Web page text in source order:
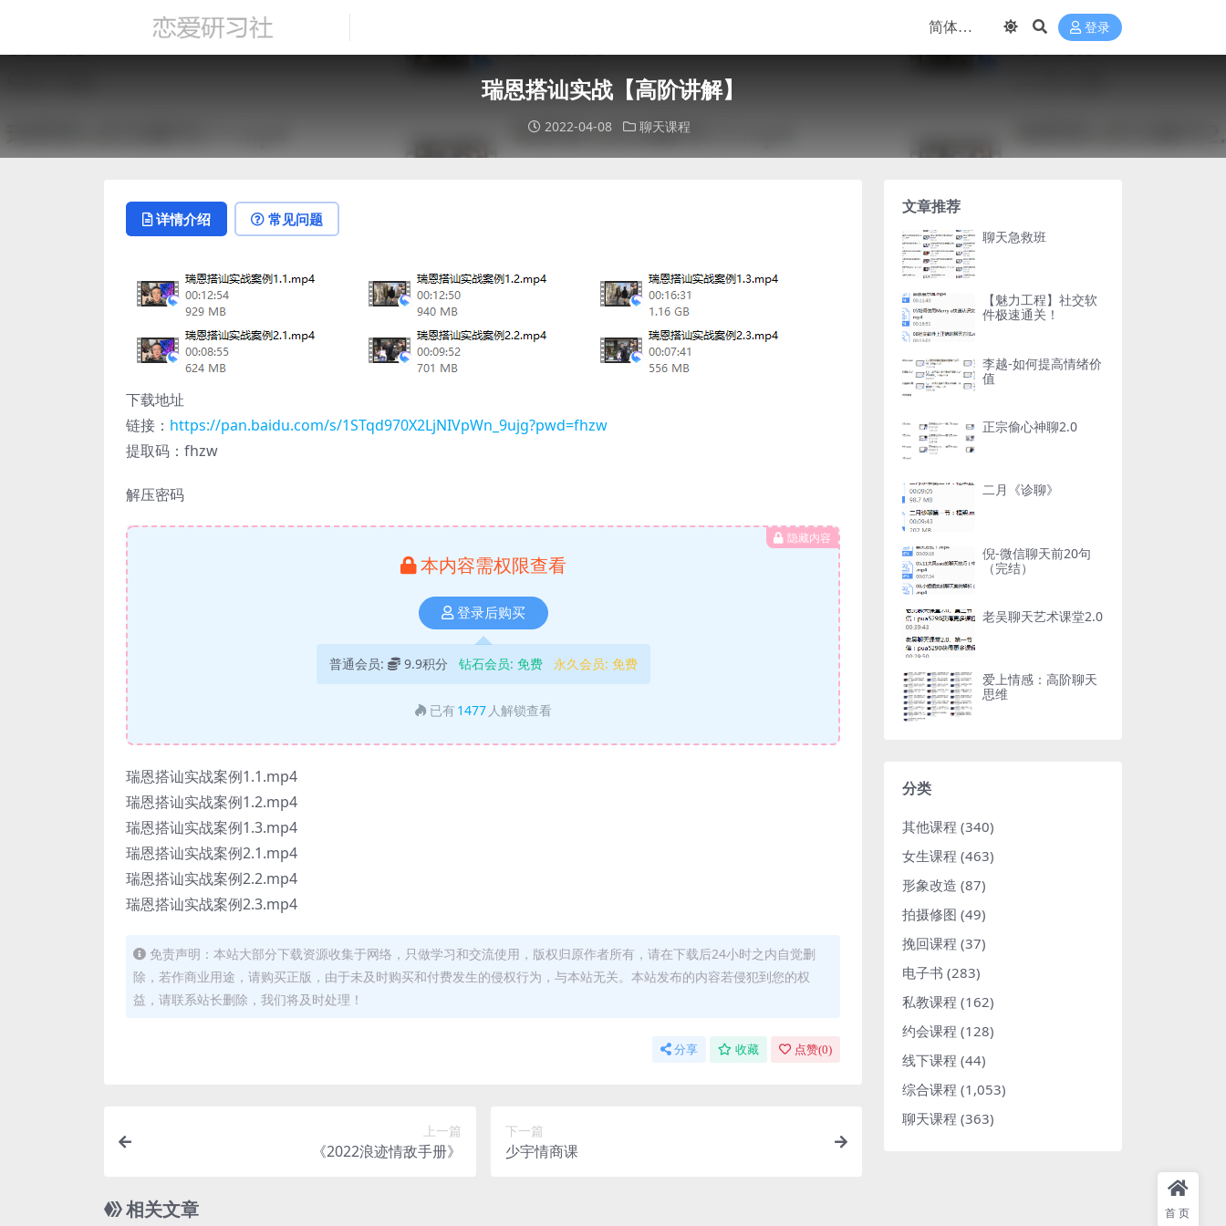
登录
瑞恩搭讪实战【高阶讲解】
2022-04-08 聊天课程
详情介绍 常见问题
下载地址
链接： https://pan.baidu.com/s/1STqd970X2LjNIVpWn_9ujg?pwd=fhzw
提取码：fhzw
解压密码
隐藏内容
本内容需权限查看
登录后购买
普通会员: 9.9积分 钻石会员: 免费 永久会员: 免费
已有 1477 人解锁查看
瑞恩搭讪实战案例1.1.mp4
瑞恩搭讪实战案例1.2.mp4
瑞恩搭讪实战案例1.3.mp4
瑞恩搭讪实战案例2.1.mp4
瑞恩搭讪实战案例2.2.mp4
瑞恩搭讪实战案例2.3.mp4
免责声明：本站大部分下载资源收集于网络，只做学习和交流使用，版权归原作者所有，请在下载后24小时之内自觉删
除，若作商业用途，请购买正版，由于未及时购买和付费发生的侵权行为，与本站无关。本站发布的内容若侵犯到您的权
益，请联系站长删除，我们将及时处理！
分享 收藏 点赞(0)
上一篇
《2022浪迹情敌手册》
下一篇
少宇情商课
相关文章
文章推荐
聊天急救班
【魅力工程】社交软
件极速通关！
李越-如何提高情绪价
值
正宗偷心神聊2.0
二月《诊聊》
倪-微信聊天前20句
（完结）
老吴聊天艺术课堂2.0
爱上情感：高阶聊天
思维
分类
其他课程 (340)
女生课程 (463)
形象改造 (87)
拍摄修图 (49)
挽回课程 (37)
电子书 (283)
私教课程 (162)
约会课程 (128)
线下课程 (44)
综合课程 (1,053)
聊天课程 (363)
首页